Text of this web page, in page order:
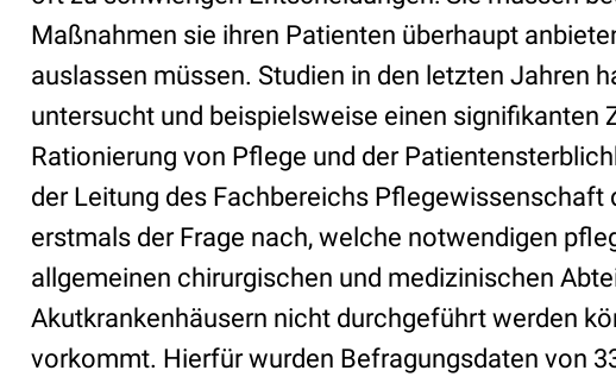
Maßnahmen sie ihren Patienten überhaupt
auslassen müssen. Studien in den letzten Jahren
untersucht und beispielsweise einen signifikanten
Rationierung von Pflege und der
der Leitung des Fachbereichs Pflegewissenschaft
erstmals der Frage nach, welche notwendigen
allgemeinen chirurgischen und medizinischen
Akutkrankenhäusern nicht durchgeführt werden
vorkommt. Hierfür wurden Befragungsdaten von